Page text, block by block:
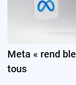
Meta « rend
tous